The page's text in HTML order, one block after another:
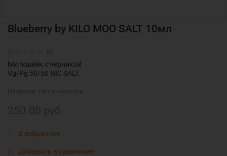
(0)
Blueberry by KILO MOO SALT 10мл
В избранное
Добавить в сравнение
Милкшейк с черникой
Vg/Pg 50/50 NIC SALT